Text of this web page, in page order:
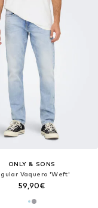
ONLY & SONS
Vaquero 'Weft'
59,90€